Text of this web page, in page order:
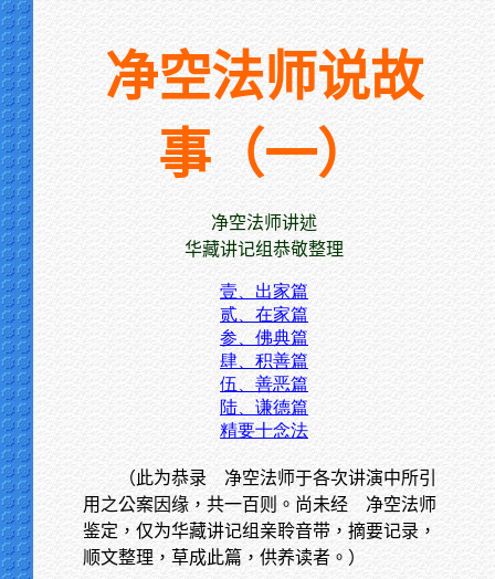
净空法师说故
事（一）
净空法师讲述
华藏讲记组恭敬整理
壹、出家篇
贰、在家篇
参、佛典篇
肆、积善篇
伍、善恶篇
陆、谦德篇
精要十念法
（此为恭录 净空法师于各次讲演中所引
用之公案因缘，共一百则。尚未经 净空法师
鉴定，仅为华藏讲记组亲聆音带，摘要记录，
顺文整理，草成此篇，供养读者。）